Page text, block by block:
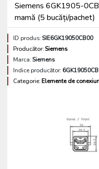
Siemens 6GK1905-
mamă (5 bucăți/pachet)
ID produs:SIE6GK19050CB00
Producător:Siemens
Marca:Siemens
Indice producător:
Categorie:Elemente de